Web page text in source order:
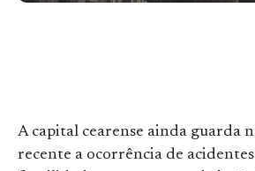
A capital cearense ainda guarda
recente a ocorrência de